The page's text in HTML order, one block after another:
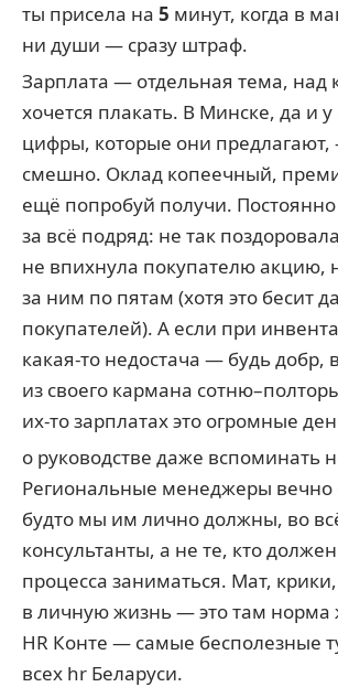
ты присела на 5 минут, когда в
ни души — сразу штраф.
Зарплата — отдельная тема, над
хочется плакать. В Минске, да и у
цифры, которые они предлагают,
смешно. Оклад копеечный,
ещё попробуй получи.
за всё подряд: не так
не впихнула покупателю акцию,
за ним по пятам (хотя это бесит
покупателей). А если при
какая-то недостача — будь добр,
из своего кармана
их-то зарплатах это огромные
о руководстве даже вспоминать
Региональные менеджеры вечно
будто мы им лично должны, во
консультанты, а не те, кто
процесса заниматься. Мат, крики,
в личную жизнь — это там норма
HR Конте — самые бесполезные
всех hr Беларуси.